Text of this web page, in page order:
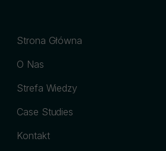
Strona Główna
O Nas
Strefa Wiedzy
Case Studies
Kontakt